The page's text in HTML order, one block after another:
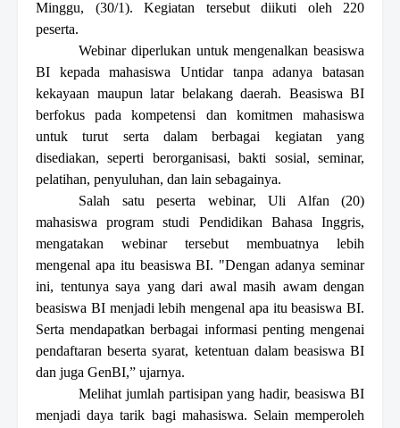
Minggu, (30/1). Kegiatan tersebut diikuti oleh 220
peserta.
Webinardiperlukan untuk mengenalkan beasiswa
BI kepada mahasiswa Untidartanpa adanya batasan
kekayaan maupun latar belakang daerah. Beasiswa BI
berfokus pada kompetensi dan komitmen mahasiswa
untuk turut serta dalam berbagai kegiatan yang
disediakan, seperti berorganisasi, bakti sosial, seminar,
pelatihan, penyuluhan, dan lain sebagainya.
Salah satu peserta webinar, Uli Alfan (20)
mahasiswa program studi Pendidikan Bahasa Inggris,
mengatakan webinar tersebut membuatnya lebih
mengenal apa itu beasiswa BI. "Dengan adanya seminar
ini, tentunya saya yang dari awal masih awam dengan
beasiswa BI menjadi lebih mengenal apa itu beasiswa BI.
Sertamendapatkan berbagai informasi penting mengenai
pendaftaran beserta syarat, ketentuan dalam beasiswa BI
dan juga GenBI,” ujarnya.
Melihat jumlah partisipan yang hadir, beasiswa BI
menjadi daya tarik bagi mahasiswa. Selain memperoleh